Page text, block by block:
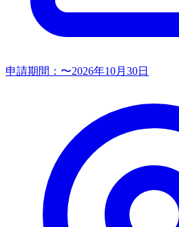
申請期間： 〜2026年10月30日